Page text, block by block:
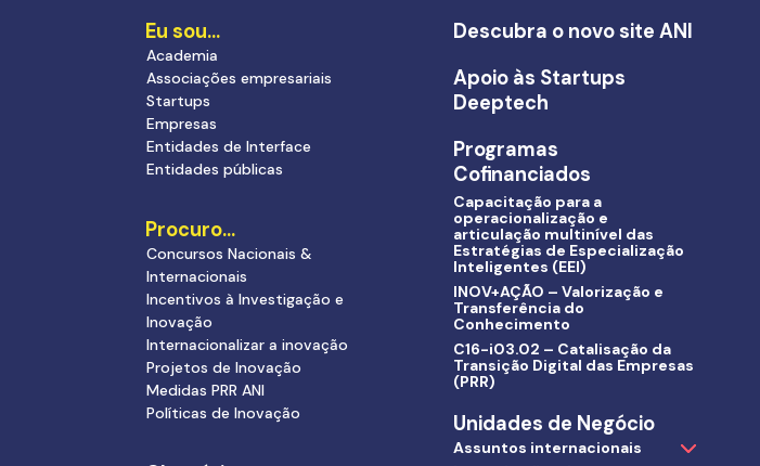
Eu sou…
Academia
Associações empresariais
Startups
Empresas
Entidades de Interface
Entidades públicas
Procuro…
Concursos Nacionais &
Internacionais
Incentivos à Investigação e
Inovação
Internacionalizar a inovação
Projetos de Inovação
Medidas PRR ANI
Políticas de Inovação
Descubra o novo site ANI
Apoio às Startups
Deeptech
Programas
Cofinanciados
Capacitação para a
operacionalização e
articulação multinível das
Estratégias de Especialização
Inteligentes (EEI)
INOV+AÇÃO – Valorização e
Transferência do
Conhecimento
C16-i03.02 – Catalisação da
Transição Digital das Empresas
(PRR)
Unidades de Negócio
Assuntos internacionais